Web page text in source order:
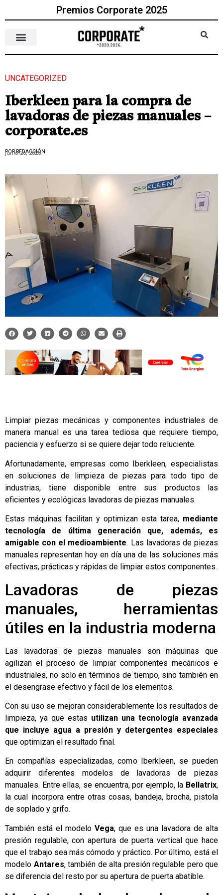
Premios Corporate 2025
UNCATEGORIZED
Iberkleen para la compra de
lavadoras de piezas manuales –
corporate.es
POR REDACCIÓN
junio 26, 2023
Limpiar piezas mecánicas y componentes industriales de
manera manual es una tarea tediosa que requiere tiempo,
paciencia y esfuerzo si se quiere dejar todo reluciente.
Afortunadamente, empresas como Iberkleen, especialistas
en soluciones de limpieza de piezas para todo tipo de
industrias, tiene disponible entre sus productos las
eficientes y ecológicas lavadoras de piezas manuales.
Estas máquinas facilitan y optimizan esta tarea, mediante
tecnología de última generación que, además, es
amigable con el medioambiente. Las lavadoras de piezas
manuales representan hoy en día una de las soluciones más
efectivas, prácticas y rápidas de limpiar estos componentes.
Lavadoras de piezas
manuales, herramientas
útiles en la industria moderna
Las lavadoras de piezas manuales son máquinas que
agilizan el proceso de limpiar componentes mecánicos e
industriales, no solo en términos de tiempo, sino también en
el desengrase efectivo y fácil de los elementos.
Con su uso se mejoran considerablemente los resultados de
limpieza, ya que estas utilizan una tecnología avanzada
que incluye agua a presión y detergentes especiales
que optimizan el resultado final.
En compañías especializadas, como Iberkleen, se pueden
adquirir diferentes modelos de lavadoras de piezas
manuales. Entre ellas, se encuentra, por ejemplo, la Bellatrix,
la cual incorpora entre otras cosas, bandeja, brocha, pistola
de soplado y grifo.
También está el modelo Vega, que es una lavadora de alta
presión regulable, con apertura de puerta vertical que hace
que el trabajo sea más cómodo y práctico. Por último, está el
modelo Antares, también de alta presión regulable pero que
se diferencia del resto por su apertura de puerta abatible.